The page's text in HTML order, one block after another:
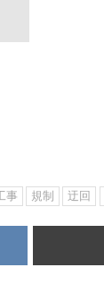
事 規制 迂回